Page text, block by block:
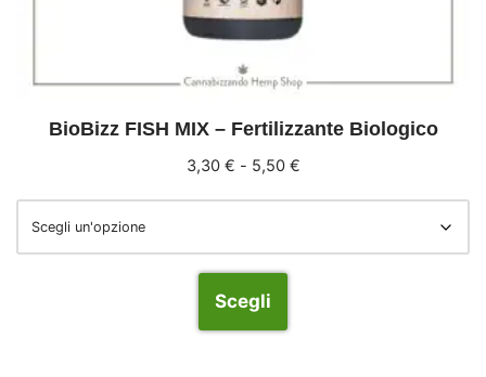
BioBizz FISH MIX – Fertilizzante Biologico
3,30 € - 5,50 €
Scegli